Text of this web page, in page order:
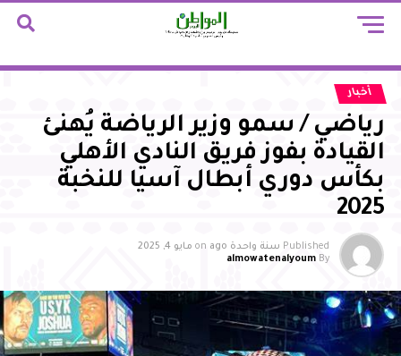
أخبار
رياضي / سمو وزير الرياضة يُهنئ
القيادة بفوز فريق النادي الأهلي
بكأس دوري أبطال آسيا للنخبة
2025
Published سنة واحدة ago on مايو 4, 2025
By
almowatenalyoum